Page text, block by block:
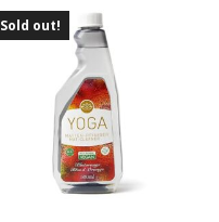
Sold out!